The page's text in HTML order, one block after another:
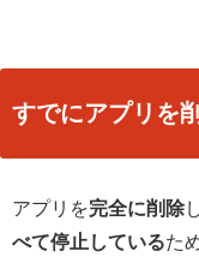
すでにアプリを
アプリを完全に削除
べて停止しているた